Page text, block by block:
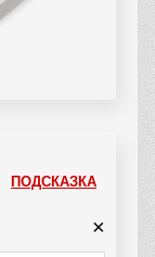
ПОДСКАЗКА
×